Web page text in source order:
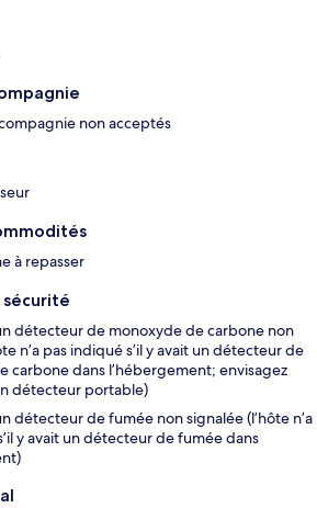
non acceptés
à repasser
détecteur de monoxyde de carbone non
n’a pas indiqué s’il y avait un détecteur de
carbone dans l’hébergement; envisagez
détecteur portable)
détecteur de fumée non signalée (l’hôte n’a
y avait un détecteur de fumée dans